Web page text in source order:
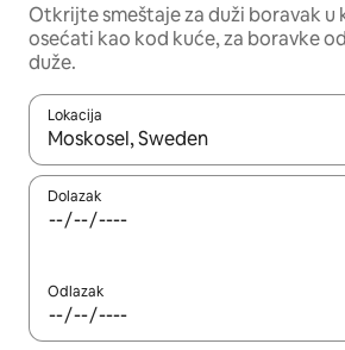
Otkrijte smeštaje za duži boravak u
osećati kao kod kuće, za boravke
duže.
Lokacija
Kad su rezultati dostupni, možete da
Dolazak
Odlazak